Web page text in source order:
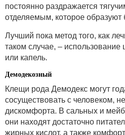
постоянно раздражается
отделяемым, которое образуют
Лучший пока метод того, как
таком случае, –
или капель.
Демодекозный
Клещи рода Демодекс могут
сосуществовать с человеком,
дискомфорта. В сальных и
они находят достаточно
жирных кислот, а также